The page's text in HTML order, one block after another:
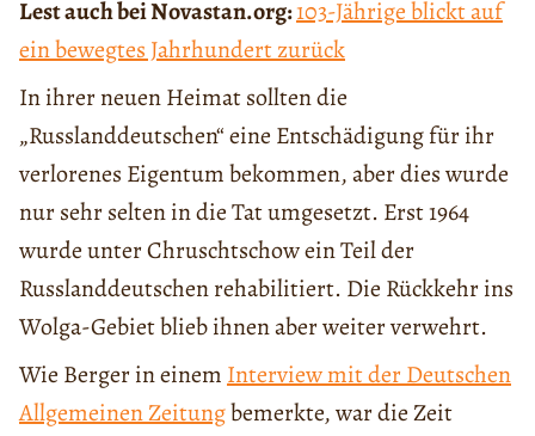
Lest auch bei Novastan.org:103-Jährige blickt auf
ein bewegtes Jahrhundert zurück
In ihrer neuen Heimat sollten die
„Russlanddeutschen“ eine Entschädigung für ihr
verlorenes Eigentum bekommen, aber dies wurde
nur sehr selten in die Tat umgesetzt. Erst 1964
wurde unter Chruschtschow ein Teil der
Russlanddeutschen rehabilitiert. Die Rückkehr ins
Wolga-Gebiet blieb ihnen aber weiter verwehrt.
Wie Berger in einem Interview mit der Deutschen
Allgemeinen Zeitungbemerkte, war die Zeit